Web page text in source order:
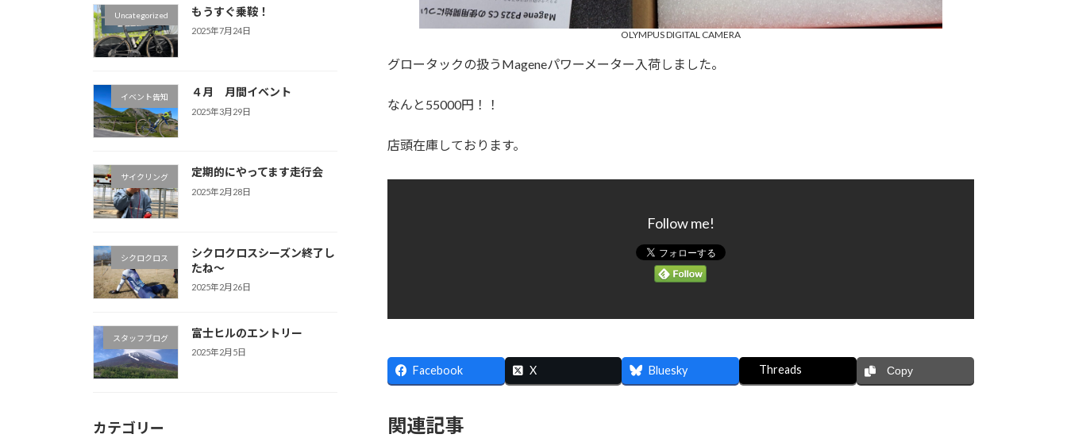
OLYMPUS DIGITAL CAMERA
グロータックの扱うMageneパワーメーター入荷しました。
なんと55000円！！
店頭在庫しております。
Follow me!
Facebook X Bluesky Threads Copy
関連記事
Uncategorized もうすぐ乗鞍！
2025年7月24日
イベント告知 ４月 月間イベント
2025年3月29日
サイクリング 定期的にやってます走行会
2025年2月28日
シクロクロス
シクロクロスシーズン終了し
たね～
2025年2月26日
スタッフブログ 富士ヒルのエントリー
2025年2月5日
カテゴリー